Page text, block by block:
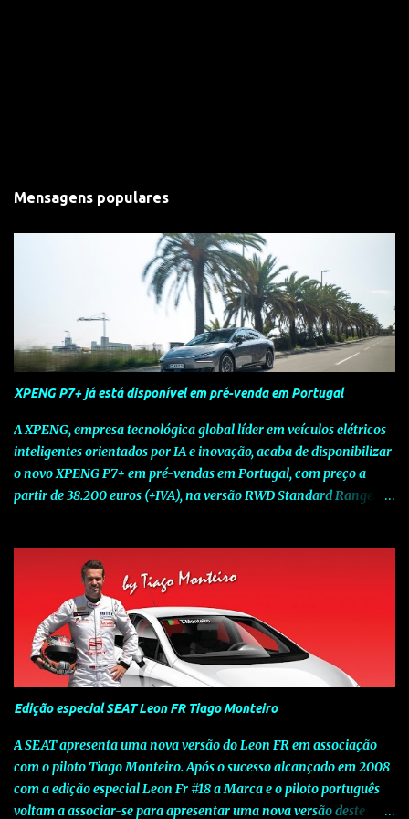
Mensagens populares
XPENG P7+ já está disponível em pré-venda em Portugal
A XPENG, empresa tecnológica global líder em veículos elétricos
inteligentes orientados por IA e inovação, acaba de disponibilizar
o novo XPENG P7+ em pré-vendas em Portugal, com preço a
partir de 38.200 euros (+IVA), na versão RWD Standard Range.
num momento decisivo, em que a indústria automóvel evolui da
mobilidade baseada na potência para a mobilidade baseada na
inteligência. Concebido como um fastback preparado para o
futuro e otimizado por Inteligência Artificial (IA), o novo XPENG
P7+ combina uma arquitetura inteligente avançada, um espaço
de referência no segmento e grande versatilidade para viagens,
compromisso de longo prazo da XPENG com a mobilidade
elétrica centrada no utilizador. O novo XPENG P7+ destaca-se
pela exclusividade do chip TURING AI, que oferece até 750 TOPS
de capacidade de computaç...
Edição especial SEAT Leon FR Tiago Monteiro
A SEAT apresenta uma nova versão do Leon FR em associação
com o piloto Tiago Monteiro. Após o sucesso alcançado em 2008
com a edição especial Leon Fr #18 a Marca e o piloto português
voltam a associar-se para apresentar uma nova versão deste